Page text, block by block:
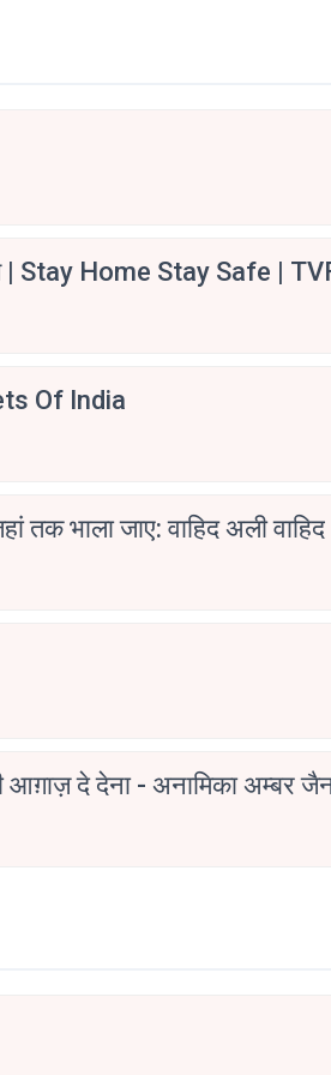
| Stay Home Stay Safe |
Of India
तक भाला जाए: वाहिद अली वाहिद
मोहब्बत के सफ़र को एक हँसी आग़ाज़ दे देना - अनामिका अम्बर